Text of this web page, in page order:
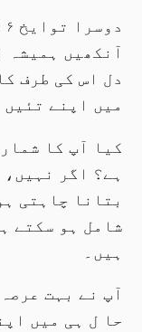
آنکھیں ہمیشہ
دل اس کی طرف
میں اپنے
کیا آپ کا
ہے؟ اگر
بتانا چاہتی
شامل ہو سکتے
ہیں۔
آپ نے بہت
حا ل ہی میں